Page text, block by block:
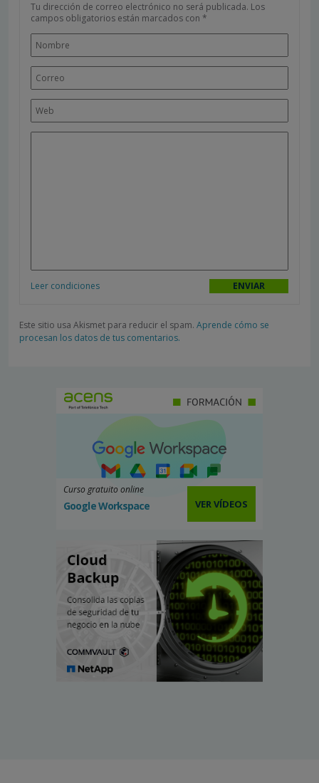
Tu dirección de correo electrónico no será publicada. Los
campos obligatorios están marcados con *
Leer condiciones
Este sitio usa Akismet para reducir el spam. Aprende cómo se
procesan los datos de tus comentarios.
Curso gratuito online
Google Workspace VER VÍDEOS